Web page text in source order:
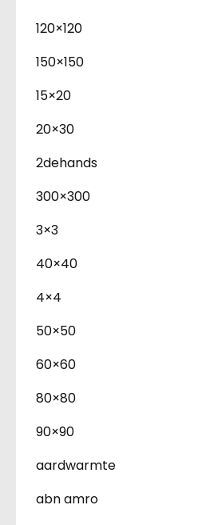
120×120
150×150
15×20
20×30
2dehands
300×300
3×3
40×40
4×4
50×50
60×60
80×80
90×90
aardwarmte
abn amro